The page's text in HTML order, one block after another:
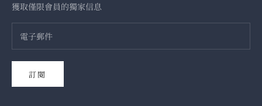
獲取僅限會員的獨家信息
訂閱